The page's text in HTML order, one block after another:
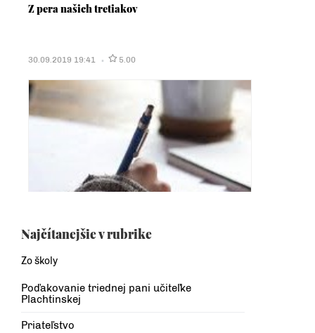
Z pera našich tretiakov
30.09.2019 19:41 5.00
Najčítanejšie v rubrike
Zo školy
Poďakovanie triednej pani učiteľke
Plachtinskej
Priateľstvo